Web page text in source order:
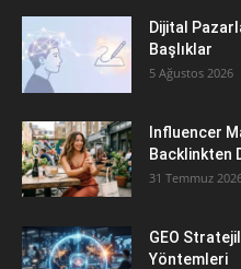
Dijital
Başlıklar
5 Ağustos 2026
Influencer
Backlinkten
31 Temmuz
GEO
Yöntemleri